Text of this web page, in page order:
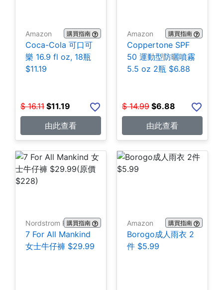
Amazon 購買指南
Coca-Cola 可口可
樂 16.9 fl oz, 18瓶
$11.19
$ 16.11 $11.19
由此查看
Amazon 購買指南
Coppertone SPF
50 運動型防曬噴霧
5.5 oz 2瓶 $6.88
$ 14.99 $6.88
由此查看
Nordstrom Rack購買指南
7 For All Mankind
女士牛仔褲 $29.99
Amazon 購買指南
Borogo成人雨衣 2
件 $5.99